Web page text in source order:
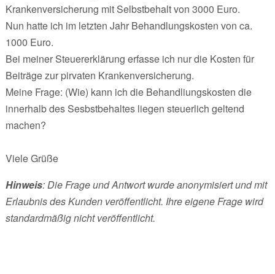
Krankenversicherung mit Selbstbehalt von 3000 Euro.
Nun hatte ich im letzten Jahr Behandlungskosten von ca.
1000 Euro.
Bei meiner Steuererklärung erfasse ich nur die Kosten für
Beiträge zur pirvaten Krankenversicherung.
Meine Frage: (Wie) kann ich die Behandliungskosten die
innerhalb des Sesbstbehaltes liegen steuerlich geltend
machen?
Viele Grüße
Hinweis: Die Frage und Antwort wurde anonymisiert und mit
Erlaubnis des Kunden veröffentlicht. Ihre eigene Frage wird
standardmäßig nicht veröffentlicht.